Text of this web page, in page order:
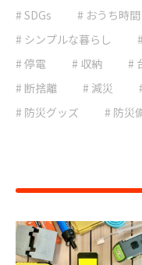
# SDGs # おうち時間
# シンプルな暮らし
# 停電
# 収納 #
# 断捨離
# 減災
# 防災グッズ
# 防災